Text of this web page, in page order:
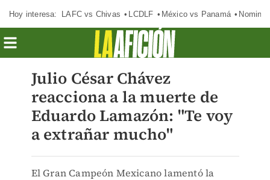
Hoy interesa: LAFC vs Chivas LCDLF México vs Panamá
Julio César Chávez
reacciona a la muerte de
Eduardo Lamazón: "Te voy
a extrañar mucho"
El Gran Campeón Mexicano lamentó la